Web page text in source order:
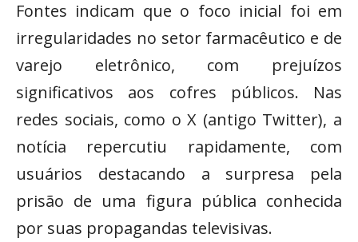
Fontes indicam que o foco inicial foi em
irregularidades no setor farmacêutico e de
varejo eletrônico, com prejuízos
significativos aos cofres públicos. Nas
redes sociais, como o X (antigo Twitter), a
notícia repercutiu rapidamente, com
usuários destacando a surpresa pela
prisão de uma figura pública conhecida
por suas propagandas televisivas.